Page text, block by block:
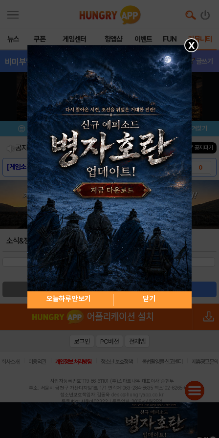
뉴스 쿠폰 게임센터 헝앱샵 이벤트 FUN 커뮤니티
비미부월드 - 소식&정보 글쓰기
메뉴 이벤트/미션 설치/평가 즐겨찾기
공지사항 진행중인 이벤트0건 ▼ 공지펴기
[게임소개] - 비미 부 월드 0
[스크린샷] - 비미 부 월드
소식&정보
검색 글쓰기
X
오늘하루 안보기 닫기
로그인 PC버전 전체앱
회사소개 이용약관 개인정보 처리방침 청소년 보호정책 불법촬영물 신고센터 제휴광고문의
사업자등록번호:119-86-61101 (주)스마트나우 대표이사:송현두
주소: 서울시 금천구 가산디지털1로 171 연락처:063-284-8635 팩스:02-6265-0377
청소년보호책임자:김동욱 desk@hungryapp.co.kr
등록번호:서울아02322 | 등록일자:2016년4월25일
발행인:(주)스마트나우 송현두 | 편집인:김동욱
헝그리앱의 콘텐츠 및 기사는 저작권법의 보호를 받으므로, 무단 전재, 복사, 배포 등을 금합니다.
Copyright (c) HungryApp All Rights Reserved.